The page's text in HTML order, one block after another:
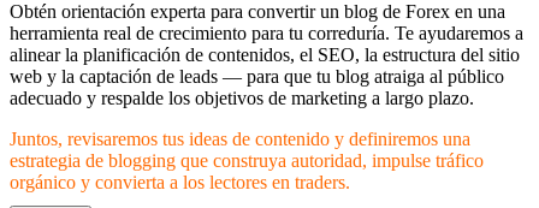
Obtén orientación experta para convertir un blog de Forex en una
herramienta real de crecimiento para tu correduría. Te ayudaremos a
alinear la planificación de contenidos, el SEO, la estructura del sitio
web y la captación de leads — para que tu blog atraiga al público
adecuado y respalde los objetivos de marketing a largo plazo.
Juntos, revisaremos tus ideas de contenido y definiremos una
estrategia de blogging que construya autoridad, impulse tráfico
orgánico y convierta a los lectores en traders.